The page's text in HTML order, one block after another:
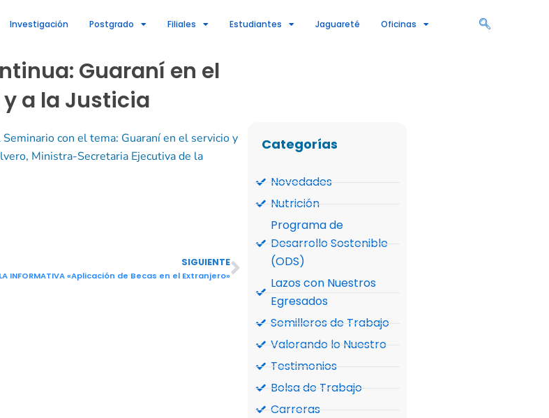
Investigación Postgrado Filiales Estudiantes Jaguareté Oficinas
Guaraní en el
a la Justicia
con el tema: Guaraní en el servicio y
Ministra-Secretaria Ejecutiva de la
SIGUIENTE
INFORMATIVA «Aplicación de Becas en el Extranjero»Siguiente
Categorías
Novedades
Nutrición
Programa de
Desarrollo Sostenible
(ODS)
Lazos con Nuestros
Egresados
Semilleros de Trabajo
Valorando lo Nuestro
Testimonios
Bolsa de Trabajo
Carreras